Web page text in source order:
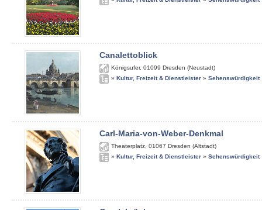
Canalettoblick
Königsufer, 01099 Dresden (Neustadt)
» Kultur, Freizeit & Dienstleister » Sehenswürdigkeit
Carl-Maria-von-Weber-Denkmal
Theaterplatz 01067 Dresden (Altstadt)
» Kultur, Freizeit & Dienstleister » Sehenswürdigkeit